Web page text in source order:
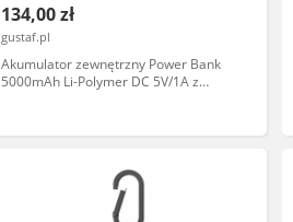
134,00 zł
gustaf.pl
Akumulator zewnętrzny Power Bank
5000mAh Li-Polymer DC 5V/1A z